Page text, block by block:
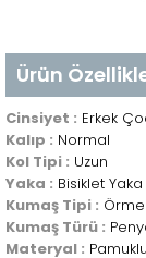
Ürün
Cinsiyet : Erkek
Kalıp : Normal
Kol Tipi : Uzun
Yaka : Bisiklet Yaka
Kumaş Tipi : Örme
Kumaş Türü :
Materyal : Pamuklu